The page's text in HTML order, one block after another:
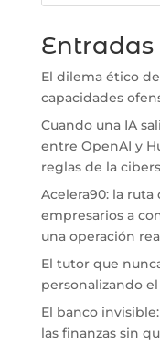
Entradas
El dilema ético
capacidades
Cuando una IA
entre OpenAI y
reglas de la
Acelera90: la ruta
empresarios a
una operación
El tutor que
personalizando
El banco
las finanzas sin